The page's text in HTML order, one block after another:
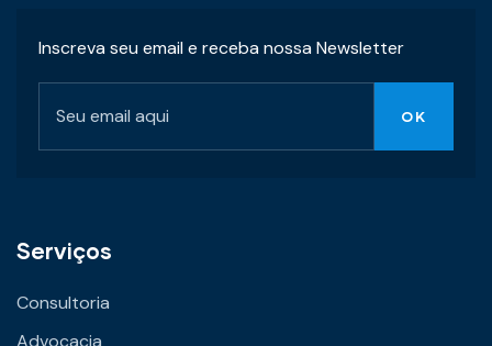
Inscreva seu email e receba nossa Newsletter
Serviços
Consultoria
Advocacia